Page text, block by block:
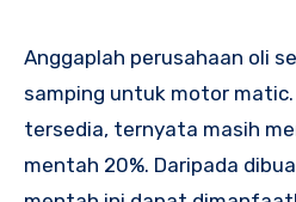
Anggaplah perusahaan oli
samping untuk motor matic.
tersedia, ternyata masih
mentah 20%. Daripada